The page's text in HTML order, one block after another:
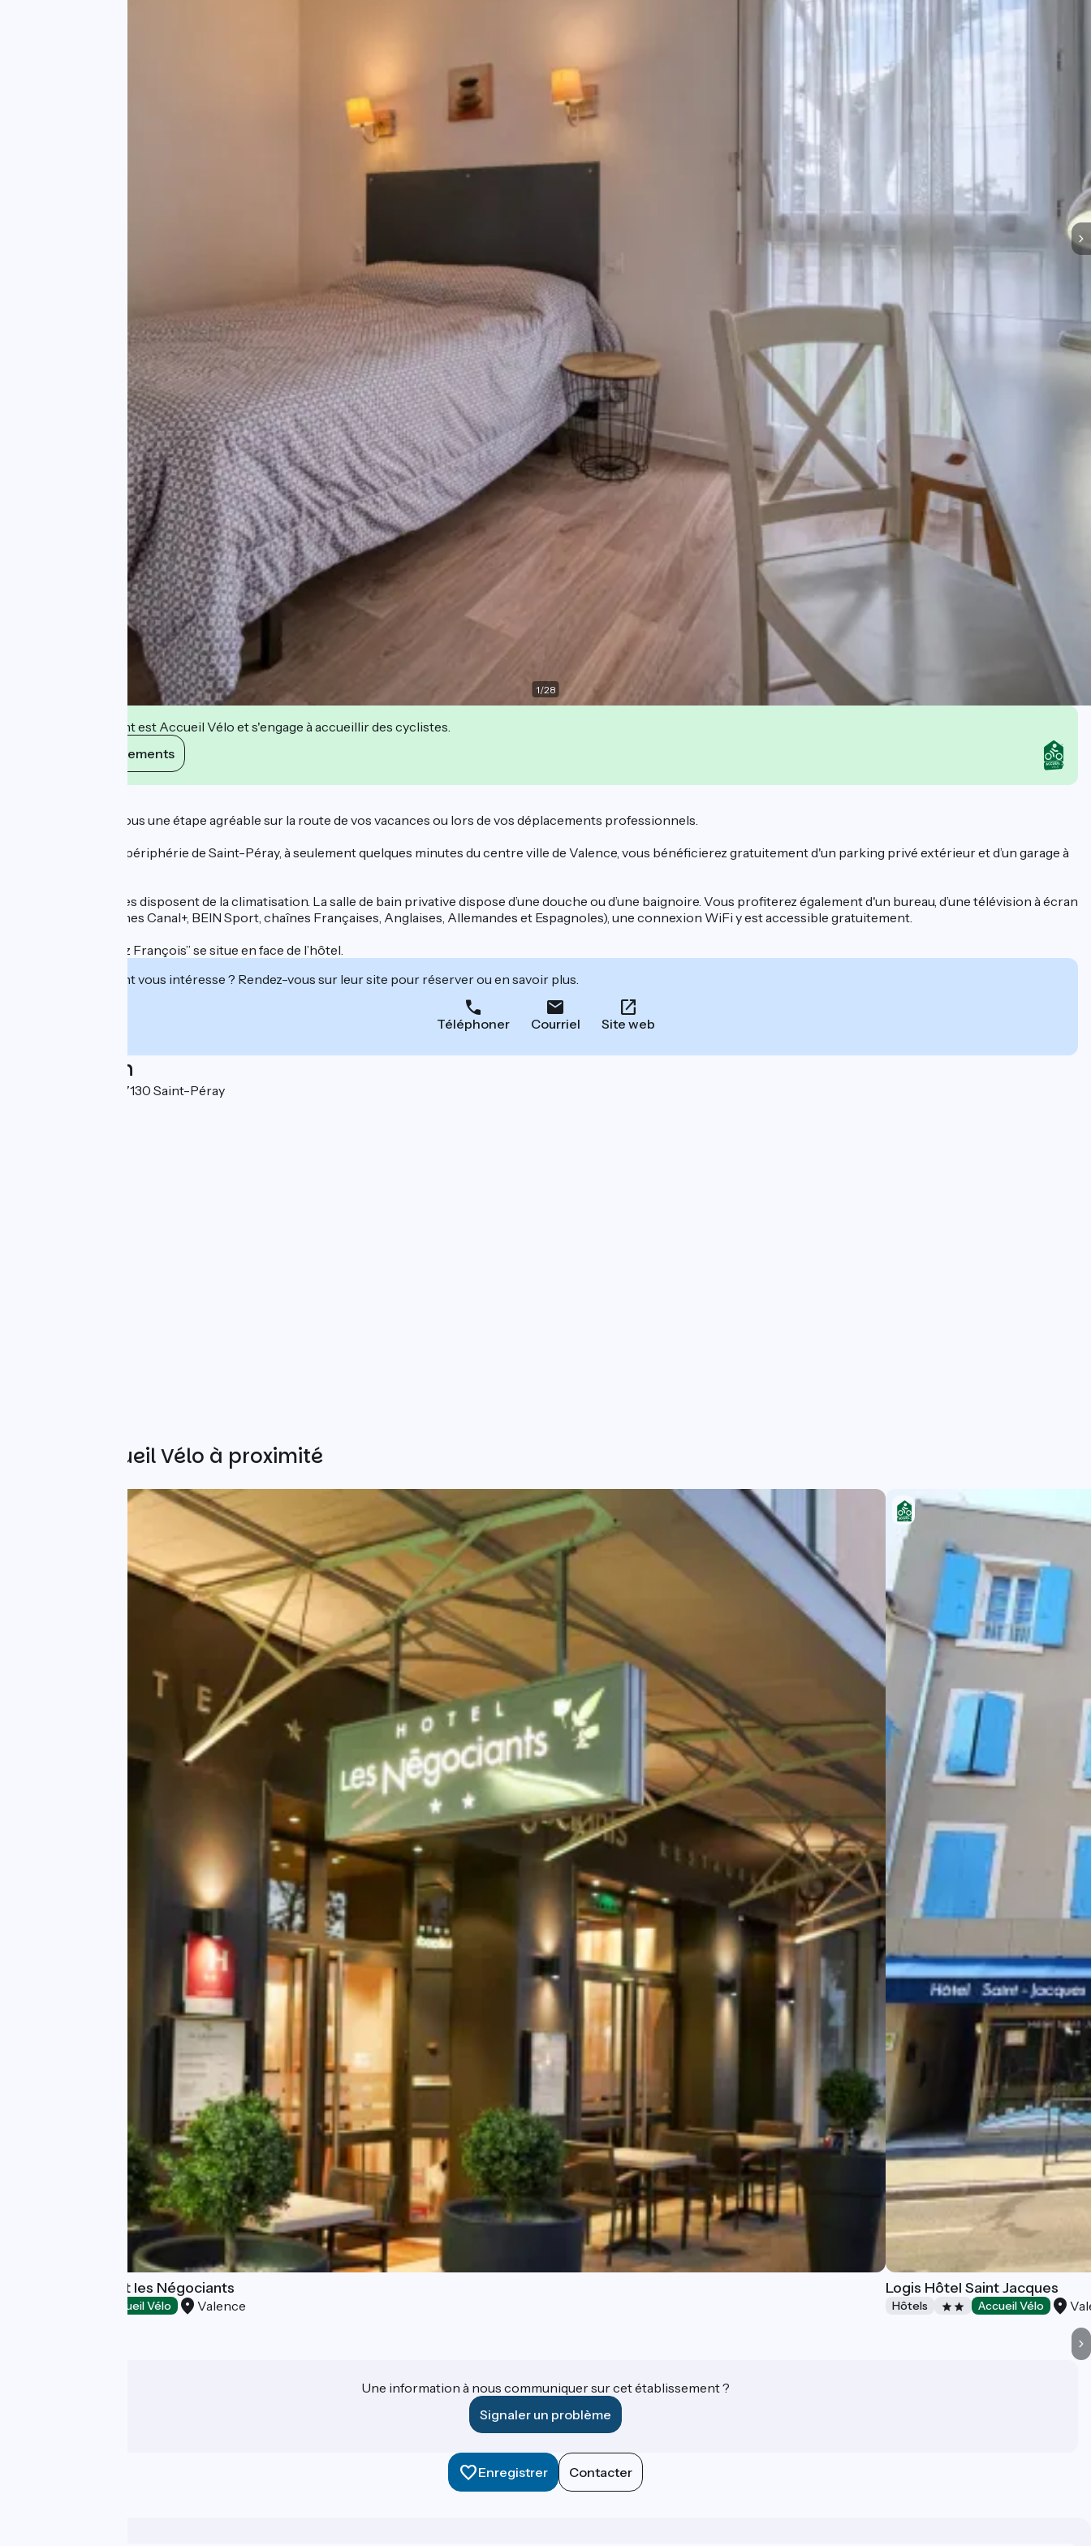
1/28
Cet établissement est Accueil Vélo et s'engage à accueillir des cyclistes.
Voir ses engagements
L'hôtel sera pour vous une étape agréable sur la route de vos vacances ou lors de vos déplacements professionnels.
L’hôtel se situe à la périphérie de Saint-Péray, à seulement quelques minutes du centre ville de Valence, vous bénéficierez gratuitement d'un parking privé extérieur et d’un garage à
Toutes les chambres disposent de la climatisation. La salle de bain privative dispose d’une douche ou d’une baignoire. Vous profiterez également d'un bureau, d’une télévision à écran
LCD (avec les chaînes Canal+, BEIN Sport, chaînes Françaises, Anglaises, Allemandes et Espagnoles), une connexion WiFi y est accessible gratuitement.
Le restaurant “Chez François” se situe en face de l’hôtel.
Cet établissement vous intéresse ? Rendez-vous sur leur site pour réserver ou en savoir plus.
Téléphoner Courriel Site web
Localisation
3 allée du Mistral 07130 Saint-Péray
Autres Accueil Vélo à proximité
Hôtel-Restaurant les Négociants
Accueil Vélo Valence
Logis Hôtel Saint Jacques
Hôtels Accueil Vélo
Une information à nous communiquer sur cet établissement ?
Signaler un problème
Enregistrer Contacter